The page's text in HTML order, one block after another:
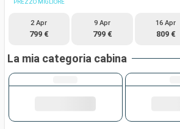
PREZZO MIGLIORE
2 Apr
799 €
9 Apr
799 €
16 Apr
809 €
La mia categoria cabina